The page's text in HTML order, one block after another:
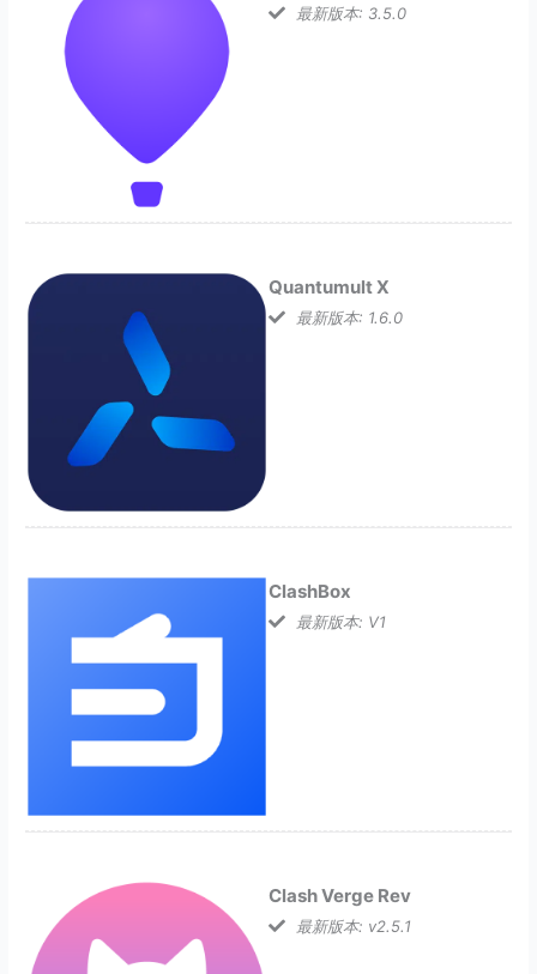
最新版本: 3.5.0
Quantumult X
最新版本: 1.6.0
ClashBox
最新版本: V1
Clash Verge Rev
最新版本: v2.5.1